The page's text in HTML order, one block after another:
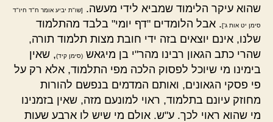
שהוא עיקר הלימוד שמביא לידי מעשה.
[שו"ת יביע אומר ח"ד חיו"ד
סימן יט אות ג']. אבל הלומדים "דף יומי" בלבד מהתלמוד
שלנו, אינם יוצאים בזה ידי חובת מצות תלמוד תורה,
שהרי כתב הגאון רבינו מהר"י בן מיגאש (סימן קיד), שאין
בימינו מי שיוכל לפסוק הלכה מפי התלמוד, אלא רק על
פי פסקי הגאונים, ואותם המדמים בנפשם להורות
מחוזק עיונם בתלמוד, ראוי למונעם מזה, שאין בזמנינו
מי שהוא ראוי לכך. ע"ש. אולם מי שיש לו ארבע שעות